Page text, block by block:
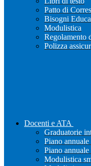
Patto di
Bisogni
Modulistica
Regolamento
Polizza
Docenti e ATA
Graduatorie
Piano
Piano
Modulistica